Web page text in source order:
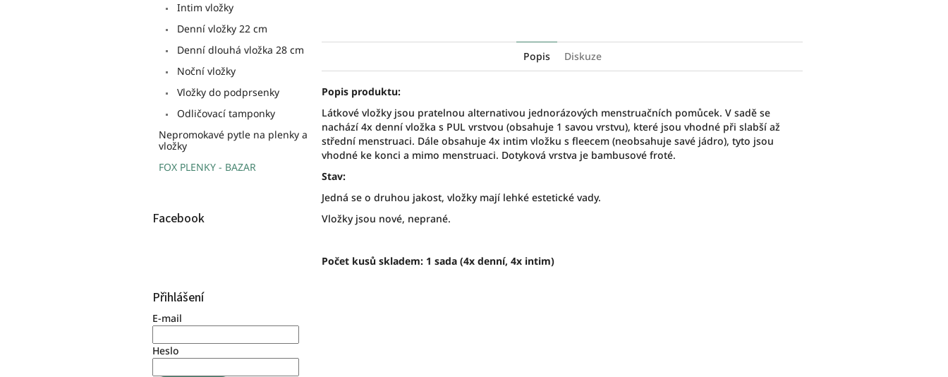
Intim vložky
Denní vložky 22 cm
Denní dlouhá vložka 28 cm
Noční vložky
Vložky do podprsenky
Odličovací tamponky
Nepromokavé pytle na plenky a
vložky
FOX PLENKY - BAZAR
Facebook
Přihlášení
E-mail
Heslo
Popis Diskuze
Popis produktu:
Látkové vložky jsou pratelnou alternativou jednorázových menstruačních pomůcek. V sadě se
nachází 4x denní vložka s PUL vrstvou (obsahuje 1 savou vrstvu), které jsou vhodné při slabší až
střední menstruaci. Dále obsahuje 4x intim vložku s fleecem (neobsahuje savé jádro), tyto jsou
vhodné ke konci a mimo menstruaci. Dotyková vrstva je bambusové froté.
Stav:
Jedná se o druhou jakost, vložky mají lehké estetické vady.
Vložky jsou nové, neprané.
Počet kusů skladem: 1 sada (4x denní, 4x intim)